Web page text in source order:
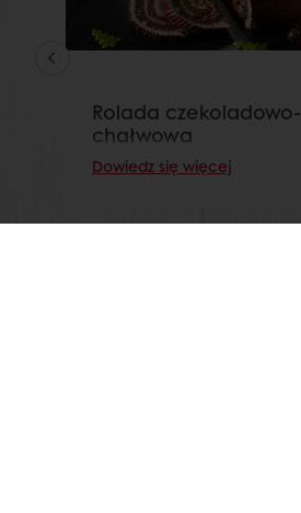
Rolada czekoladowo-
chałwowa
Dowiedz się więcej